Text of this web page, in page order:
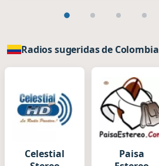
Radios sugeridas de Colombia
Celestial
Paisa